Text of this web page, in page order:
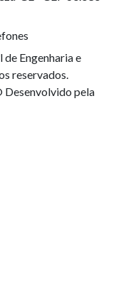
Engenharia e
reservados.
pela